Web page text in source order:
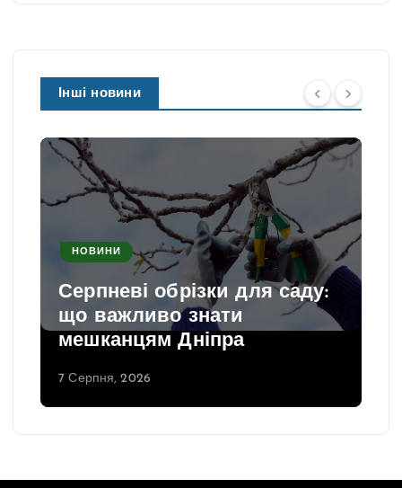
Інші новини
НОВИНИ
Серпневі обрізки для саду:
що важливо знати
мешканцям Дніпра
7 Серпня, 2026